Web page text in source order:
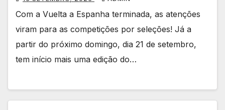
Com a Vuelta a Espanha terminada, as atenções
viram para as competições por seleções! Já a
partir do próximo domingo, dia 21 de setembro,
tem início mais uma edição do…